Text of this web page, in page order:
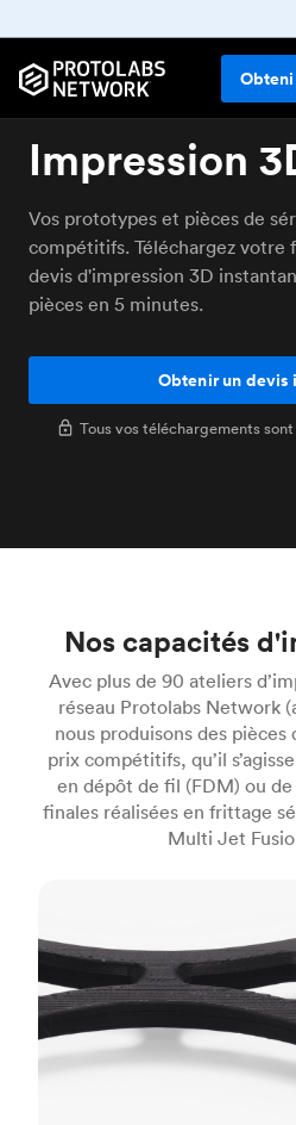
Impression
Vos prototypes et pièces de
compétitifs. Téléchargez
devis d'impression 3D
pièces en 5 minutes.
Obtenir un devis
Tous vos téléchargements
Nos capacités
Avec plus de 90 ateliers
réseau Protolabs Network
nous produisons des
prix compétitifs, qu’il
en dépôt de fil (FDM) ou
finales réalisées en frittage
Multi Jet